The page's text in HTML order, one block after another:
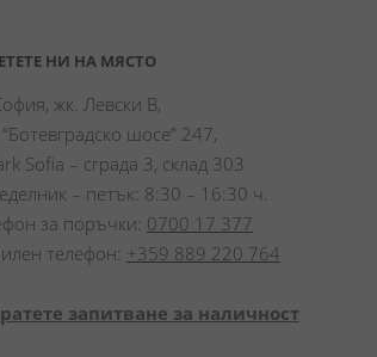
НИ НА МЯСТО
жк. Левски В,
шосе” 247,
Sofia – сграда 3, склад 303
– петък: 8:30 – 16:30 ч.
за поръчки: 0700 17 377
телефон: +359 889 220 764
запитване за наличност